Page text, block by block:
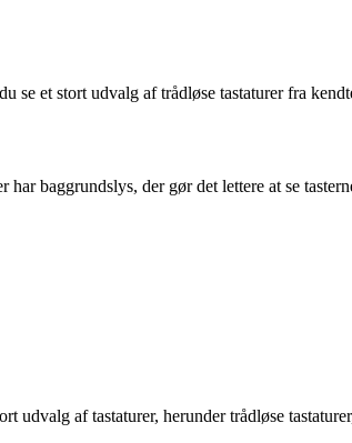
se et stort udvalg af trådløse tastaturer fra
baggrundslys, der gør det lettere at se
af tastaturer, herunder trådløse